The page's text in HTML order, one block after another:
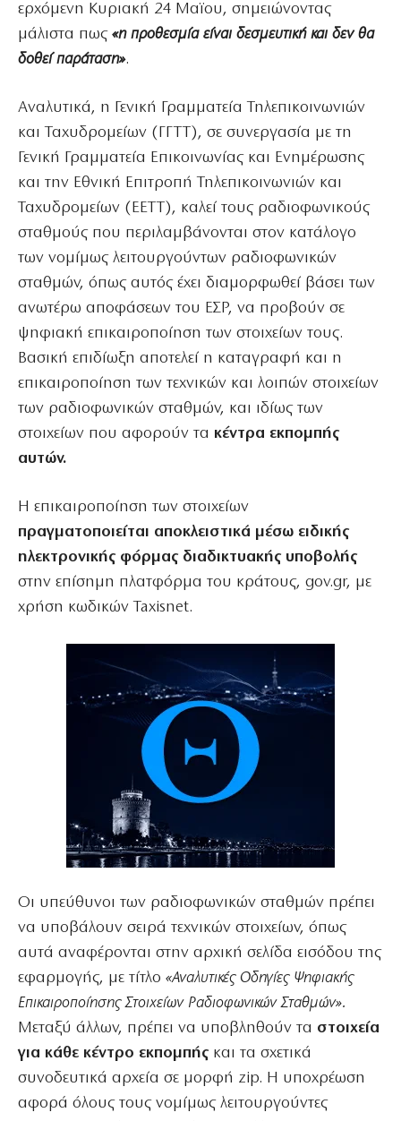
ερχόμενη Κυριακή 24 Μαϊου, σημειώνοντας
μάλιστα πως«η προθεσμία είναι δεσμευτική και δεν θα
δοθεί παράταση».
Αναλυτικά, η Γενική Γραμματεία Τηλεπικοινωνιών
και Ταχυδρομείων (ΓΓΤΤ), σε συνεργασία με τη
Γενική Γραμματεία Επικοινωνίας και Ενημέρωσης
και την Εθνική Επιτροπή Τηλεπικοινωνιών και
Ταχυδρομείων (ΕΕΤΤ), καλεί τους ραδιοφωνικούς
σταθμούς που περιλαμβάνονται στον κατάλογο
των νομίμως λειτουργούντων ραδιοφωνικών
σταθμών, όπως αυτός έχει διαμορφωθεί βάσει των
ανωτέρω αποφάσεων του ΕΣΡ, να προβούν σε
ψηφιακή επικαιροποίηση των στοιχείων τους.
Βασική επιδίωξη αποτελεί η καταγραφή και η
επικαιροποίηση των τεχνικών και λοιπών στοιχείων
των ραδιοφωνικών σταθμών, και ιδίως των
στοιχείων που αφορούν τα κέντρα εκπομπής
αυτών.
Η επικαιροποίηση των στοιχείων
πραγματοποιείται αποκλειστικά μέσω ειδικής
ηλεκτρονικής φόρμας διαδικτυακής υποβολής
στην επίσημη πλατφόρμα του κράτους, gov.gr, με
χρήση κωδικών Taxisnet.
Οι υπεύθυνοι των ραδιοφωνικών σταθμών πρέπει
να υποβάλουν σειρά τεχνικών στοιχείων, όπως
αυτά αναφέρονται στην αρχική σελίδα εισόδου της
εφαρμογής, με τίτλο «Αναλυτικές Οδηγίες Ψηφιακής
Επικαιροποίησης Στοιχείων Ραδιοφωνικών Σταθμών».
Μεταξύ άλλων, πρέπει να υποβληθούν τα στοιχεία
για κάθε κέντρο εκπομπής και τα σχετικά
συνοδευτικά αρχεία σε μορφή zip. Η υποχρέωση
αφορά όλους τους νομίμως λειτουργούντες